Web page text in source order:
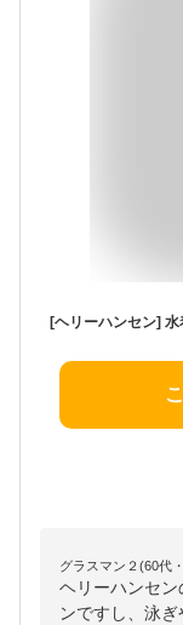
[ヘリーハンセン]
グラスマン２(60代
ヘリーハンセ
ンですし、泳